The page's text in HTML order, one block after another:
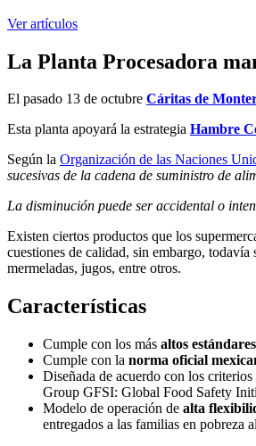
Ver artículos
La Planta Procesadora
El pasado 13 de octubre Cáritas de
Esta planta apoyará la estrategia Hambre
Según la Organización de las Naciones
sucesivas de la cadena de suministro de
La disminución puede ser accidental o
Existen ciertos productos que los
cuestiones de calidad, sin embargo,
mermeladas, jugos, entre otros.
Características
Cumple con los más altos
Cumple con la norma oficial
Diseñada de acuerdo con los criterios
Group GFSI: Global Food Safety
Modelo de operación de alta
entregados a las familias en pobreza